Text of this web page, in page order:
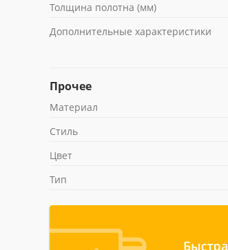
Толщина полотна (мм)
Дополнительные характеристики
Прочее
Материал
Стиль
Цвет
Тип